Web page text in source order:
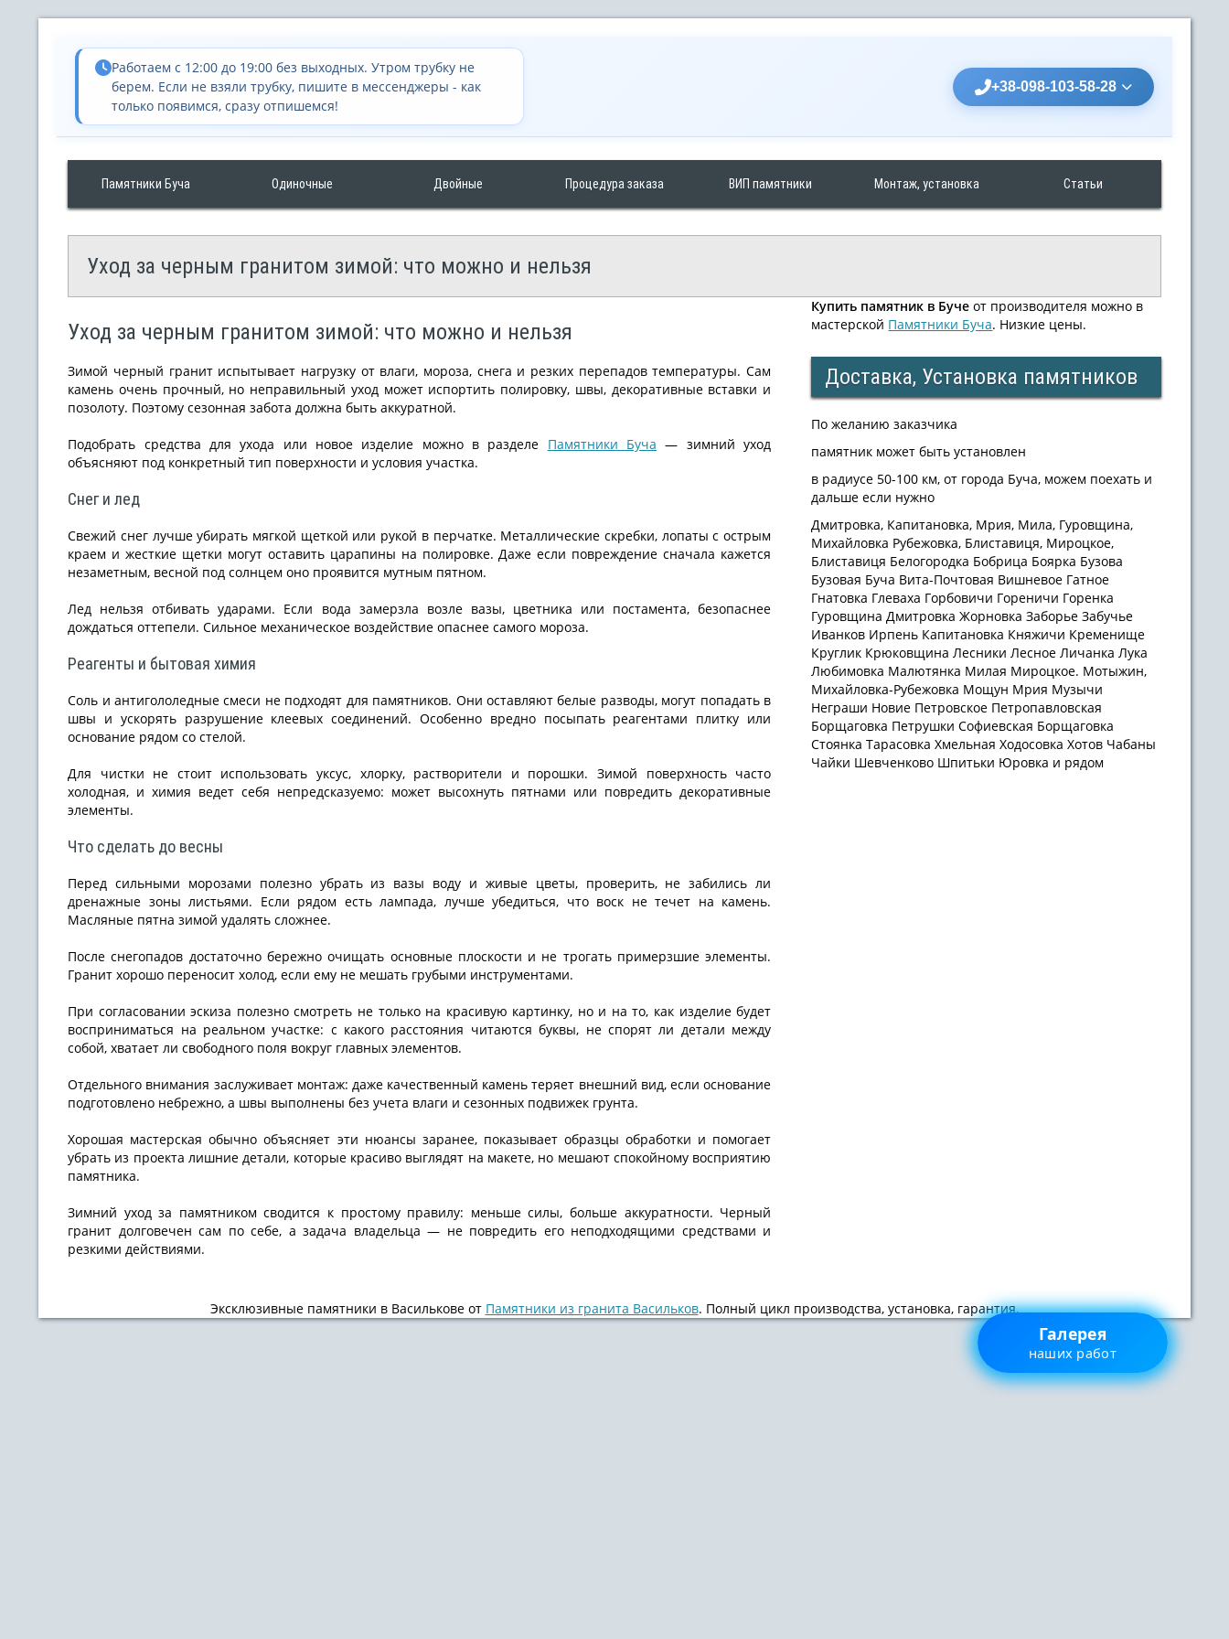
Работаем с 12:00 до 19:00 без выходных. Утром трубку не
берем. Если не взяли трубку, пишите в мессенджеры - как
только появимся, сразу отпишемся!
+38-098-103-58-28
Памятники Буча Одиночные Двойные Процедура заказа ВИП памятники Монтаж, установка Статьи
Уход за черным гранитом зимой: что можно и нельзя
Уход за черным гранитом зимой: что можно и нельзя
Зимой черный гранит испытывает нагрузку от влаги, мороза, снега и резких перепадов температуры. Сам
камень очень прочный, но неправильный уход может испортить полировку, швы, декоративные вставки и
позолоту. Поэтому сезонная забота должна быть аккуратной.
Подобрать средства для ухода или новое изделие можно в разделе Памятники Буча — зимний уход
объясняют под конкретный тип поверхности и условия участка.
Снег и лед
Свежий снег лучше убирать мягкой щеткой или рукой в перчатке. Металлические скребки, лопаты с острым
краем и жесткие щетки могут оставить царапины на полировке. Даже если повреждение сначала кажется
незаметным, весной под солнцем оно проявится мутным пятном.
Лед нельзя отбивать ударами. Если вода замерзла возле вазы, цветника или постамента, безопаснее
дождаться оттепели. Сильное механическое воздействие опаснее самого мороза.
Реагенты и бытовая химия
Соль и антигололедные смеси не подходят для памятников. Они оставляют белые разводы, могут попадать в
швы и ускорять разрушение клеевых соединений. Особенно вредно посыпать реагентами плитку или
основание рядом со стелой.
Для чистки не стоит использовать уксус, хлорку, растворители и порошки. Зимой поверхность часто
холодная, и химия ведет себя непредсказуемо: может высохнуть пятнами или повредить декоративные
элементы.
Что сделать до весны
Перед сильными морозами полезно убрать из вазы воду и живые цветы, проверить, не забились ли
дренажные зоны листьями. Если рядом есть лампада, лучше убедиться, что воск не течет на камень.
Масляные пятна зимой удалять сложнее.
После снегопадов достаточно бережно очищать основные плоскости и не трогать примерзшие элементы.
Гранит хорошо переносит холод, если ему не мешать грубыми инструментами.
При согласовании эскиза полезно смотреть не только на красивую картинку, но и на то, как изделие будет
восприниматься на реальном участке: с какого расстояния читаются буквы, не спорят ли детали между
собой, хватает ли свободного поля вокруг главных элементов.
Отдельного внимания заслуживает монтаж: даже качественный камень теряет внешний вид, если основание
подготовлено небрежно, а швы выполнены без учета влаги и сезонных подвижек грунта.
Хорошая мастерская обычно объясняет эти нюансы заранее, показывает образцы обработки и помогает
убрать из проекта лишние детали, которые красиво выглядят на макете, но мешают спокойному восприятию
памятника.
Зимний уход за памятником сводится к простому правилу: меньше силы, больше аккуратности. Черный
гранит долговечен сам по себе, а задача владельца — не повредить его неподходящими средствами и
резкими действиями.
Купить памятник в Буче от производителя можно в
мастерской Памятники Буча. Низкие цены.
Доставка, Установка памятников
По желанию заказчика
памятник может быть установлен
в радиусе 50-100 км, от города Буча, можем поехать и
дальше если нужно
Дмитровка, Капитановка, Мрия, Мила, Гуровщина,
Михайловка Рубежовка, Блиставиця, Мироцкое,
Блиставиця Белогородка Бобрица Боярка Бузова
Бузовая Буча Вита-Почтовая Вишневое Гатное
Гнатовка Глеваха Горбовичи Гореничи Горенка
Гуровщина Дмитровка Жорновка Заборье Забучье
Иванков Ирпень Капитановка Княжичи Кременище
Круглик Крюковщина Лесники Лесное Личанка Лука
Любимовка Малютянка Милая Мироцкое. Мотыжин,
Михайловка-Рубежовка Мощун Мрия Музычи
Неграши Новие Петровское Петропавловская
Борщаговка Петрушки Софиевская Борщаговка
Стоянка Тарасовка Хмельная Ходосовка Хотов Чабаны
Чайки Шевченково Шпитьки Юровка и рядом
Галерея
наших работ
Эксклюзивные памятники в Василькове от Памятники из гранита Васильков. Полный цикл производства, установка, гарантия.